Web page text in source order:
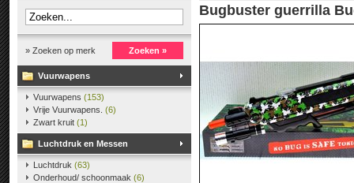
» Zoeken op merk Zoeken »
Vuurwapens
Vuurwapens (153)
Vrije Vuurwapens. (6)
Zwart kruit (1)
Luchtdruk en Messen
Luchtdruk (63)
Onderhoud/ schoonmaak (6)
Bugbuster guerrilla